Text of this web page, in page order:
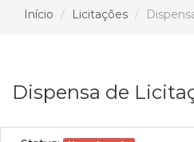
Início Licitações
Dispensa de